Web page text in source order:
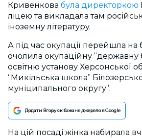
Кривенкова була директоркою
ліцею та викладала там
іноземну літературу.
А під час окупації перейшла на
очолила окупаційну
освітню установу Херсонської
“Микільська школа”
муніципального округу”.
Додати Вгору як бажане джерело в Google
На цій посаді жінка набирала